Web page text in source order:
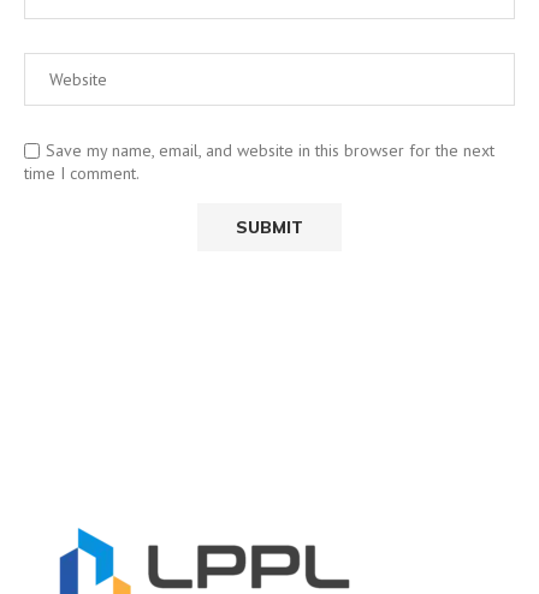
Save my name, email, and website in this browser for the next
time I comment.